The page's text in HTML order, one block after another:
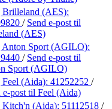
Brilleland (AES):
/ Send e-post til
(AES)
Anton Sport (AGILO):
/ Send e-post til
Sport (AGILO)
(Aida): 41252252 /
e-post til Feel (Aida)
Kitch'n (Aida): 51112518 /